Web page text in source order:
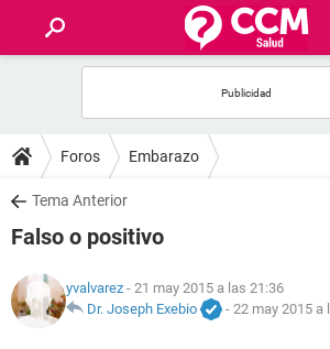
FOROS
SALUD
NUTRICIÓN
Foros Embarazo
Tema Anterior
Falso o positivo
yvalvarez - 21 may 2015 a las 21:36
Dr. Joseph Exebio
- 22 may 2015 a